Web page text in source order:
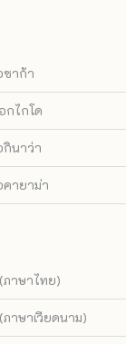
ซาก้า
กไกโด
กินาว่า
คายาม่า
ภาษาไทย)
ภาษาเวียดนาม)